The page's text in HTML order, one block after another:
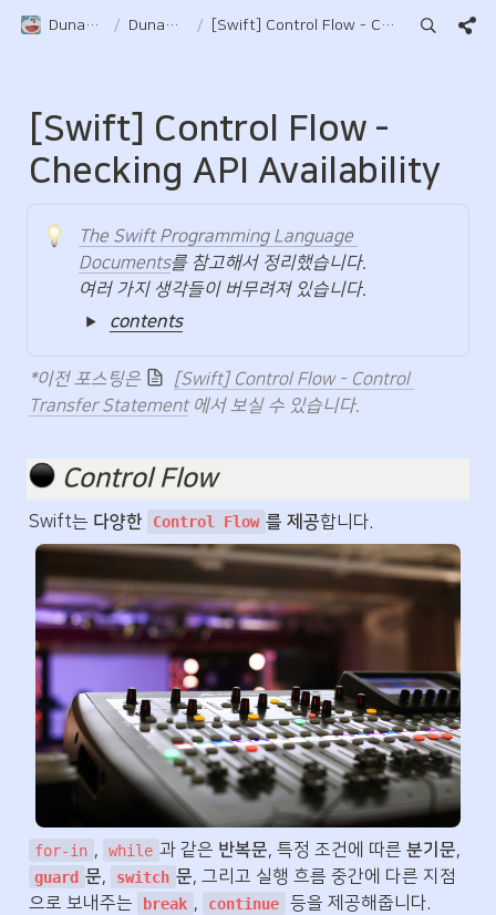
Duna-Pocket / DunaPocket / [Swift] Control Flow - Checking API Availability
[Swift] Control Flow -
Checking API Availability
The Swift Programming Language
Documents를 참고해서 정리했습니다.
여러 가지 생각들이 버무려져 있습니다.
contents
*이전 포스팅은
[Swift] Control Flow - Control
Transfer Statement 에서 보실 수 있습니다.
Control Flow
Swift는 다양한 Control Flow 를 제공합니다.
for-in , while 과 같은 반복문, 특정 조건에 따른 분기문
guard 문, switch 문, 그리고 실행 흐름 중간에 다른 지점
으로 보내주는
break , continue 등을 제공해줍니다.